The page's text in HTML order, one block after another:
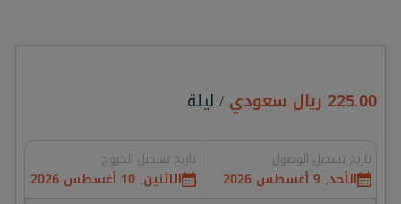
225.00 ريال سعودي / ليلة
تاريخ تسجيل الوصول
الأحد, 9 أغسطس 2026
تاريخ تسجيل الخروج
الاثنين, 10 أغسطس 2026